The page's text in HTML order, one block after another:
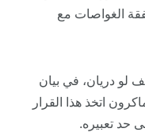
الغواصات مع
لو دريان، في بيان
اتخذ هذا القرار
حد تعبيره.